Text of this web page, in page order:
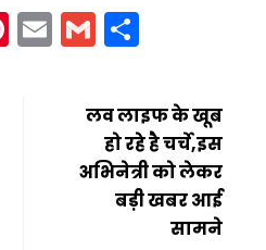
Pinterest
EmailGmail
लव लाइफ के खूब
हो रहे है चर्चे,इस
अभिनेत्री को लेकर
बड़ी खबर आई
सामने